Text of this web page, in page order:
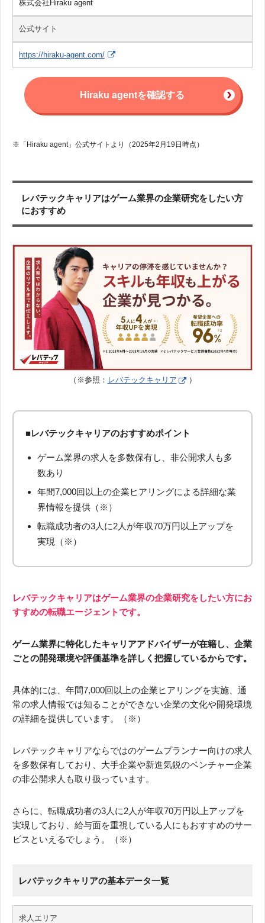
株式会社Hiraku agent
公式サイト
https://hiraku-agent.com/
Hiraku agentを確認する
※「Hiraku agent」公式サイトより（2025年2月19日時点）
レバテックキャリアはゲーム業界の企業研究をしたい方
におすすめ
（※参照： レバテックキャリア ）
■レバテックキャリアのおすすめポイント
ゲーム業界の求人を多数保有し、非公開求人も多
数あり
年間7,000回以上の企業ヒアリングによる詳細な業
界情報を提供（※）
転職成功者の3人に2人が年収70万円以上アップを
実現（※）
レバテックキャリアはゲーム業界の企業研究をしたい方にお
すすめの転職エージェントです。
ゲーム業界に特化したキャリアアドバイザーが在籍し、企業
ごとの開発環境や評価基準を詳しく把握しているからです。
具体的には、年間7,000回以上の企業ヒアリングを実施、通
常の求人情報では知ることができない企業の文化や開発環境
の詳細を提供しています。（※）
レバテックキャリアならではのゲームプランナー向けの求人
を多数保有しており、大手企業や新進気鋭のベンチャー企業
の非公開求人も取り扱っています。
さらに、転職成功者の3人に2人が年収70万円以上アップを
実現しており、給与面を重視している人にもおすすめのサー
ビスといえるでしょう。（※）
レバテックキャリアの基本データ一覧
求人エリア